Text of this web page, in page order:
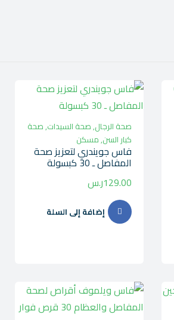
صحة الرجال,صحة السيدات,صحة
كبار السن,مسكن
فاس جويندري لتعزيز صحة
المفاصل ـ 30 كبسولة
129.00ر.س
إضافة إلى السلة